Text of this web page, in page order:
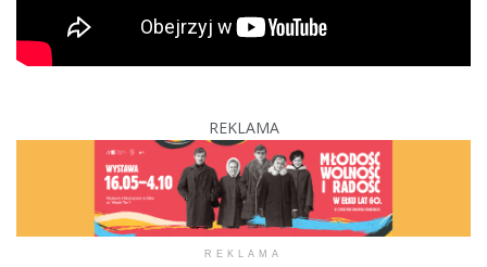
REKLAMA
REKLAMA